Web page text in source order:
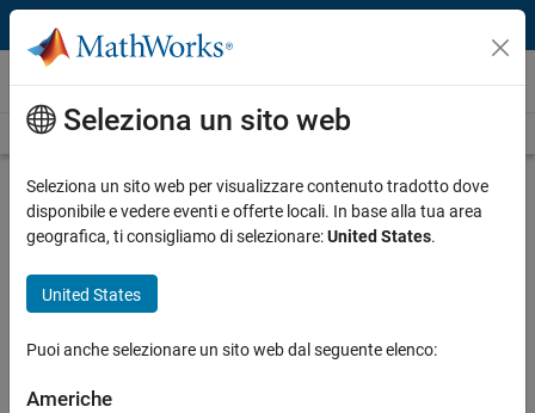
Vai al contenuto
Video
Videos Home Search
Play
Description
Car Drift Recognition Using
Machine Learning
Seleziona un sito web
Seleziona un sito web per visualizzare contenuto tradotto dove
disponibile e vedere eventi e offerte locali. In base alla tua area
geografica, ti consigliamo di selezionare:United States.
United States
Puoi anche selezionare un sito web dal seguente elenco:
Americhe